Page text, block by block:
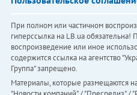
При полном или частичном
гиперссылка на LB.ua обязательна!
воспроизведение или иное
содержится ссылка на агентство
Группа" запрещено.
Материалы, которые размещаются